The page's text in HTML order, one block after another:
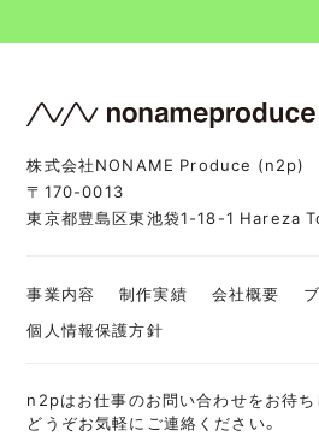
株式会社NONAME Produce (n2p)
〒170-0013
東京都豊島区東池袋1-18-1 Hareza
事業内容 制作実績 会社概要
個人情報保護方針
n2pはお仕事のお問い合わせをお待ち
どうぞお気軽にご連絡ください。